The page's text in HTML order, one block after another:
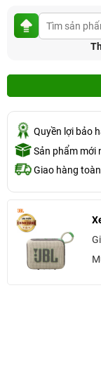
Quyền lợi bảo
Sản phẩm mới
Giao hàng